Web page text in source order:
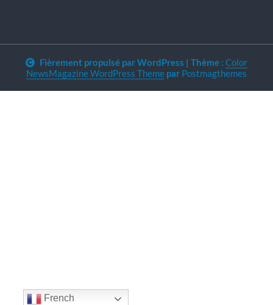
Fièrement propulsé par WordPress | Thème : Color
NewsMagazine WordPress Theme par Postmagthemes
French